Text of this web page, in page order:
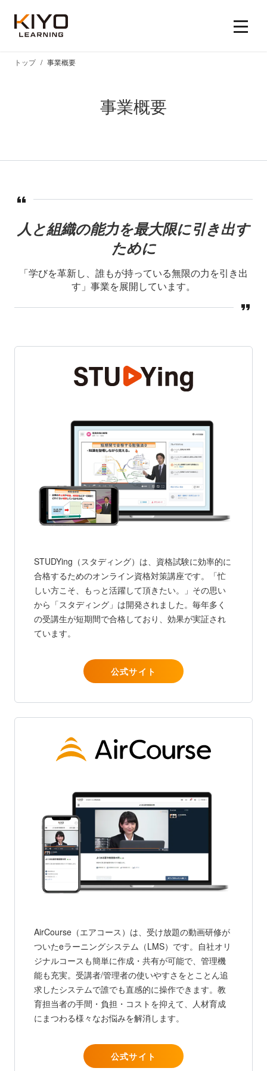
事業概要
トップ 事業概要
人と組織の能力を最大限に引き出す
ために
「学びを革新し、誰もが持っている無限の力を引き出
す」事業を展開しています。
STUDYing（スタディング）は、資格試験に効率的に
合格するためのオンライン資格対策講座です。「忙
しい方こそ、もっと活躍して頂きたい。」その思い
から「スタディング」は開発されました。毎年多く
の受講生が短期間で合格しており、効果が実証され
ています。
公式サイト
AirCourse（エアコース）は、受け放題の動画研修が
ついたeラーニングシステム（LMS）です。自社オリ
ジナルコースも簡単に作成・共有が可能で、管理機
能も充実。受講者/管理者の使いやすさをとことん追
求したシステムで誰でも直感的に操作できます。教
育担当者の手間・負担・コストを抑えて、人材育成
にまつわる様々なお悩みを解消します。
公式サイト